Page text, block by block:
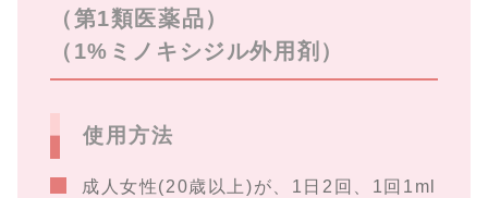
（第1類医薬品）
（1%ミノキシジル外用剤）
使用方法
成人女性(20歳以上)が、1日2回、1回1ml